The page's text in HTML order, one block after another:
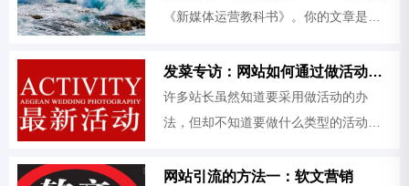
《新媒体运营教科书》。你的文章是否
发菜专访：网站如何通过做活动吸引客户
许多站长虽然知道要采用做活动的办
法，但却不知道要做什么类型的活动才
方式方法的，但总体的思路还是有的：
网站引流的方法一：软文营销